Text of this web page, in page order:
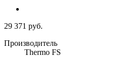
29 371 руб.
Производитель
Thermo FS